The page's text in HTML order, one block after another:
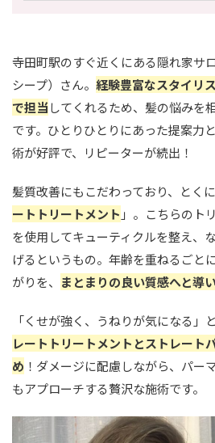
寺田町駅のすぐ近くにある隠れ家サ
シープ）さん。 経験豊富なスタイリ
で担当してくれるため、髪の悩みを
です。ひとりひとりにあった提案力
術が好評で、リピーターが続出！
髪質改善にもこだわっており、とく
ートトリートメント 」。こちらのト
を使用してキューティクルを整え、
げるというもの。年齢を重ねるごと
がりを、 まとまりの良い質感へと導
「くせが強く、うねりが気になる」
レートトリートメントとストレート
め ！ダメージに配慮しながら、パー
もアプローチする贅沢な施術です。